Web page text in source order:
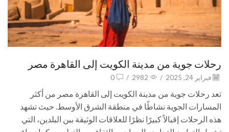
رحلات جوية من مدينة الكويت إلى القاهرة مصر
فبراير 24, 2025 /
2982
/
0
تعد رحلات جوية من مدينة الكويت إلى القاهرة مصر من أكثر
المسارات الجوية نشاطًا في منطقة الشرق الأوسط. حيث تشهد
هذه الرحلات إقبالاً كبيرًا نظرًا للعلاقات الوثيقة بين البلدين، التي